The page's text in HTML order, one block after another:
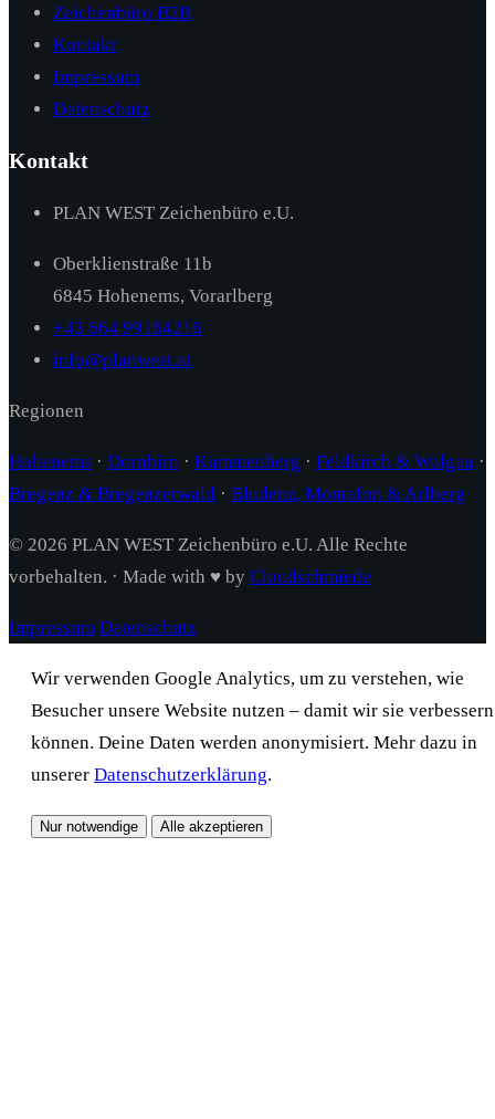
Zeichenbüro B2B
Kontakt
Impressum
Datenschutz
Kontakt
PLAN WEST Zeichenbüro e.U.
Oberklienstraße 11b
6845 Hohenems, Vorarlberg
+43 664 99164216
info@planwest.at
Regionen
Hohenems · Dornbirn · Kummenberg · Feldkirch & Walgau ·
Bregenz & Bregenzerwald · Bludenz, Montafon & Arlberg
© 2026 PLAN WEST Zeichenbüro e.U. Alle Rechte
vorbehalten. · Made with ♥ by Cloudschmiede
Impressum Datenschutz
Wir verwenden Google Analytics, um zu verstehen, wie
Besucher unsere Website nutzen – damit wir sie verbessern
können. Deine Daten werden anonymisiert. Mehr dazu in
unserer Datenschutzerklärung.
Nur notwendige Alle akzeptieren